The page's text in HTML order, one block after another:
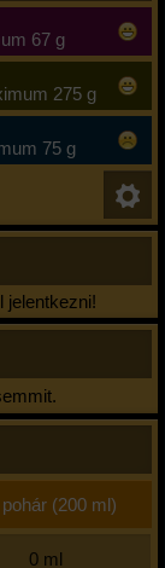
67 g
275 g
75 g
jelentkezni!